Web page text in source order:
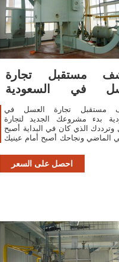
مستقبل تجارة
في السعودية
موثوق
مستقبل تجارة العسل في
السعودية بدء مشروعك الجديد لتجارة
وترددك الذي كان في البداية أصبح
الماضي ونجاحك أصبح أمام عينيك
وتهافت المشتريين على
الأسواق
احصل على السعر